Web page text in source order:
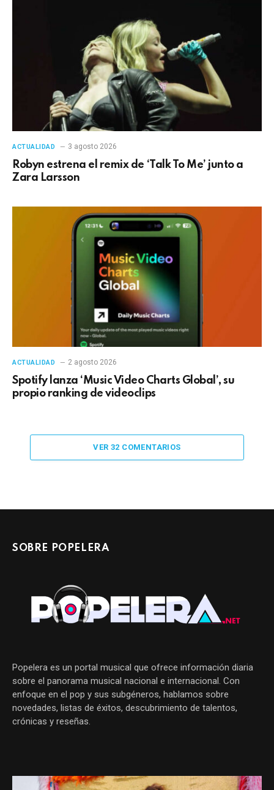
ACTUALIDAD 3 agosto 2026
Robyn estrena el remix de ‘Talk To Me’ junto a
Zara Larsson
ACTUALIDAD 2 agosto 2026
Spotify lanza ‘Music Video Charts Global’, su
propio ranking de videoclips
VER 32 COMENTARIOS
SOBRE POPELERA
Popelera es un portal musical que ofrece información diaria
sobre el panorama musical nacional e internacional. Con
enfoque en el pop y sus subgéneros, hablamos sobre
novedades, listas de éxitos, descubrimiento de talentos,
crónicas y reseñas.